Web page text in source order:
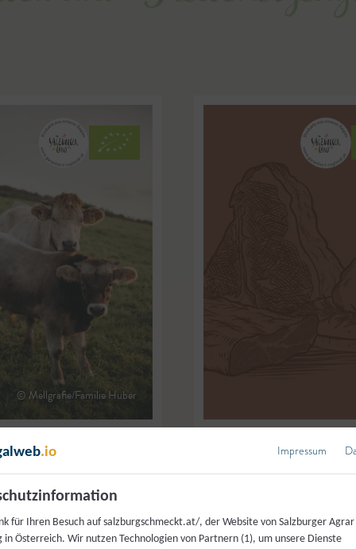
© Mellgrafie/Familie Huber
,Elixhausen
Maria Alm
.io Impressum
für Ihren Besuch auf salzburgschmeckt.at/, der Website von Salzburger Agrar
Österreich. Wir nutzen Technologien von Partnern (1), um unsere Dienste